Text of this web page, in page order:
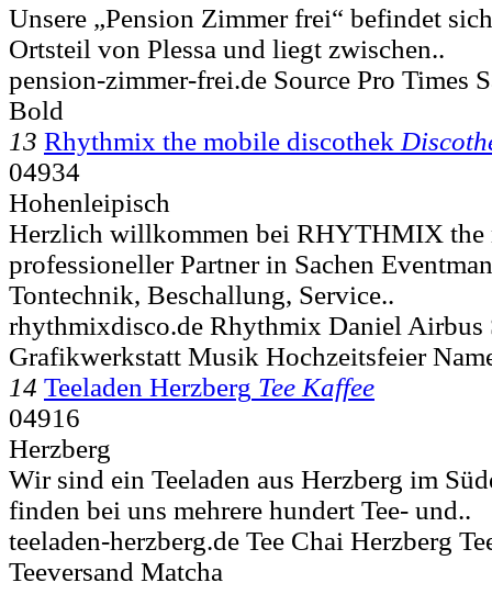
Unsere „Pension Zimmer frei“ befindet
Ortsteil von Plessa und liegt zwischen..
pension-zimmer-frei.de Source Pro Times
Bold
13 Rhythmix the mobile discothek
04934
Hohenleipisch
Herzlich willkommen bei RHYTHMIX the
professioneller Partner in Sachen
Tontechnik, Beschallung, Service..
rhythmixdisco.de Rhythmix Daniel Airbus
Grafikwerkstatt Musik Hochzeitsfeier
14 Teeladen Herzberg Tee Kaffee
04916
Herzberg
Wir sind ein Teeladen aus Herzberg im
finden bei uns mehrere hundert Tee- und..
teeladen-herzberg.de Tee Chai Herzberg
Teeversand Matcha